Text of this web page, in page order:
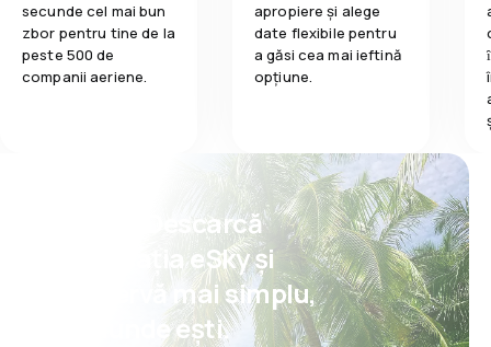
secunde cel mai bun
zbor pentru tine de la
peste 500 de
companii aeriene.
apropiere și alege
date flexibile pentru
a găsi cea mai ieftină
opțiune.
Psst! Descarcă
aplicația eSky și
rezervă mai simplu,
oriunde ești.